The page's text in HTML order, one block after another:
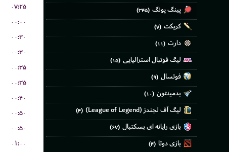
پینگ پونگ (۳۴۵)
کریکت (۷)
دارت (۱۱)
لیگ فوتبال استرالیایی (۱۵)
فوتسال (۹)
بدمینتون (۱۰)
لیگ آف لجندز (League of Legend) (۴)
بازی رایانه ای بسکتبال (۶۷)
بازی دوتا (۴)
۰۷:۲۵
۰۰:۰۰
۰۰:۳۰
۰۰:۳۰
۰۰:۳۵
۰۰:۳۵
۰۰:۴۰
۰۰:۵۰
۰۰:۵۰
۰۱:۰۰